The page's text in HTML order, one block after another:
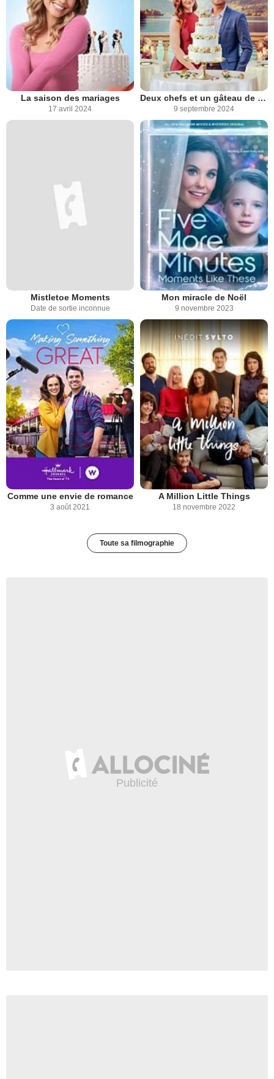
La saison des mariages
17 avril 2024
Deux chefs et un gâteau de mariage
9 septembre 2024
Mistletoe Moments
Date de sortie inconnue
Mon miracle de Noël
9 novembre 2023
Comme une envie de romance
3 août 2021
A Million Little Things
18 novembre 2022
Toute sa filmographie